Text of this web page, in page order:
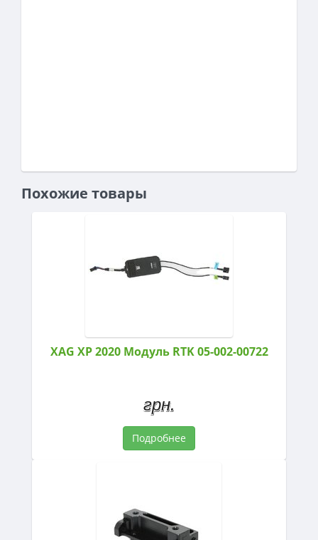
Похожие товары
XAG XP 2020 Модуль RTK 05-002-00722
грн.
Подробнее